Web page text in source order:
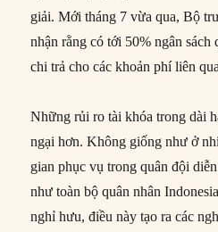
giải. Mới tháng 7 vừa qua, Bộ
nhận rằng có tới 50% ngân
chi trả cho các khoản phí liên
Những rủi ro tài khóa trong dài
ngại hơn. Không giống như ở
gian phục vụ trong quân đội
như toàn bộ quân nhân
nghỉ hưu, điều này tạo ra các